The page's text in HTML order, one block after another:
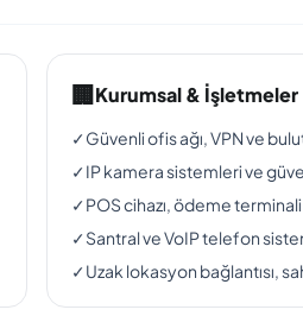
🏢Kurumsal & İşletmeler
✓Güvenli ofis ağı, VPN ve
✓IP kamera sistemleri ve
✓POS cihazı, ödeme
✓Santral ve VoIP telefon
✓Uzak lokasyon bağlantısı,